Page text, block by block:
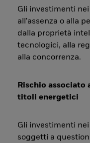
Gli investimenti
all'assenza o alla
dalla proprietà
tecnologici, alla
alla concorrenza.
Rischio
titoli energetici
Gli investimenti
soggetti a